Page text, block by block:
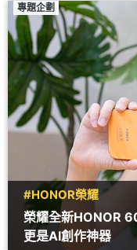
專題企劃
#HONOR榮耀
榮耀全新HONOR
更是AI創作神器